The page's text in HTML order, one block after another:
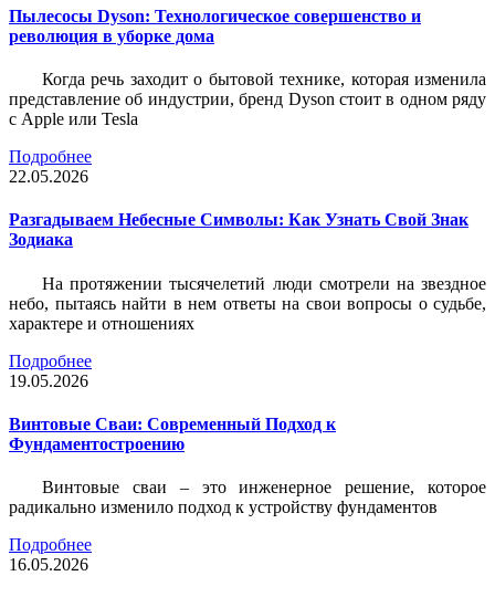
Пылесосы Dyson: Технологическое совершенство и
революция в уборке дома
Когда речь заходит о бытовой технике, которая изменила
представление об индустрии, бренд Dyson стоит в одном ряду
с Apple или Tesla
Подробнее
22.05.2026
Разгадываем Небесные Символы: Как Узнать Свой Знак
Зодиака
На протяжении тысячелетий люди смотрели на звездное
небо, пытаясь найти в нем ответы на свои вопросы о судьбе,
характере и отношениях
Подробнее
19.05.2026
Винтовые Сваи: Современный Подход к
Фундаментостроению
Винтовые сваи – это инженерное решение, которое
радикально изменило подход к устройству фундаментов
Подробнее
16.05.2026